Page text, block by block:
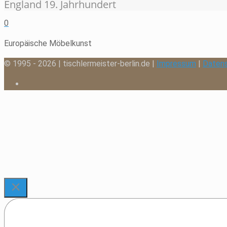
England 19. Jahrhundert
0
Europäische Möbelkunst
© 1995 - 2026 | tischlermeister-berlin.de | Impressum